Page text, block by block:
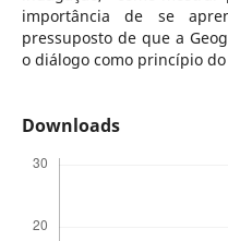
importância de se
pressuposto de que a
o diálogo como princípio
Downloads